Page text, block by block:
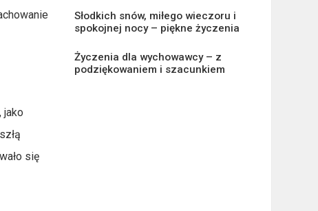
jako
się
Słodkich snów, miłego wieczoru i
spokojnej nocy – piękne życzenia
Życzenia dla wychowawcy – z
podziękowaniem i szacunkiem